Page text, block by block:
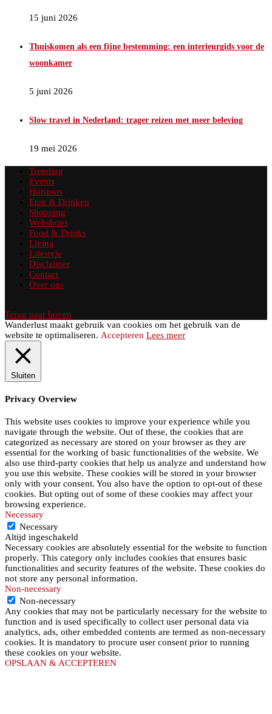
15 juni 2026
Thuiskomen als een fijne bestemming: een interieurgids voor de
woonkamer
5 juni 2026
Slow travel in Nederland: trager reizen met meer beleving
19 mei 2026
Trending
Events
Hotspots
Eten & Drinken
Shopping
Webshops
Food & Drinks
Living
Lifestyle
Disclaimer
Contact
Over ons
Terug naar boven
Wanderlust maakt gebruik van cookies om het gebruik van de
website te optimaliseren. Accepteren Lees meer
Sluiten
Privacy Overview
This website uses cookies to improve your experience while you
navigate through the website. Out of these, the cookies that are
categorized as necessary are stored on your browser as they are
essential for the working of basic functionalities of the website. We
also use third-party cookies that help us analyze and understand how
you use this website. These cookies will be stored in your browser
only with your consent. You also have the option to opt-out of these
cookies. But opting out of some of these cookies may affect your
browsing experience.
Necessary
Necessary
Altijd ingeschakeld
Necessary cookies are absolutely essential for the website to function
properly. This category only includes cookies that ensures basic
functionalities and security features of the website. These cookies do
not store any personal information.
Non-necessary
Non-necessary
Any cookies that may not be particularly necessary for the website to
function and is used specifically to collect user personal data via
analytics, ads, other embedded contents are termed as non-necessary
cookies. It is mandatory to procure user consent prior to running
these cookies on your website.
OPSLAAN & ACCEPTEREN